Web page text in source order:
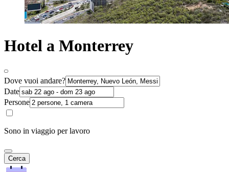
Hotel a Monterrey
Dove vuoi andare?
Date
Persone
Sono in viaggio per lavoro
Cerca